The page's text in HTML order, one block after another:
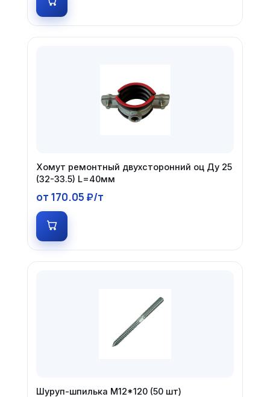
Хомут ремонтный двухсторонний оц Ду 25
(32-33.5) L=40мм
от 170.05 ₽/т
Шуруп-шпилька М12*120 (50 шт)